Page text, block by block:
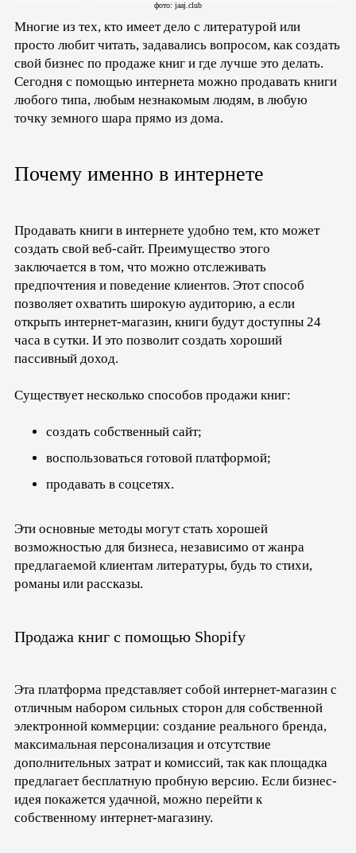
фото: jaaj.club
Многие из тех, кто имеет дело с литературой или
просто любит читать, задавались вопросом, как создать
свой бизнес по продаже книг и где лучше это делать.
Сегодня с помощью интернета можно продавать книги
любого типа, любым незнакомым людям, в любую
точку земного шара прямо из дома.
Почему именно в интернете
Продавать книги в интернете удобно тем, кто может
создать свой веб-сайт. Преимущество этого
заключается в том, что можно отслеживать
предпочтения и поведение клиентов. Этот способ
позволяет охватить широкую аудиторию, а если
открыть интернет-магазин, книги будут доступны 24
часа в сутки. И это позволит создать хороший
пассивный доход.
Существует несколько способов продажи книг:
создать собственный сайт;
воспользоваться готовой платформой;
продавать в соцсетях.
Эти основные методы могут стать хорошей
возможностью для бизнеса, независимо от жанра
предлагаемой клиентам литературы, будь то стихи,
романы или рассказы.
Продажа книг с помощью Shopify
Эта платформа представляет собой интернет-магазин с
отличным набором сильных сторон для собственной
электронной коммерции: создание реального бренда,
максимальная персонализация и отсутствие
дополнительных затрат и комиссий, так как площадка
предлагает бесплатную пробную версию. Если бизнес-
идея покажется удачной, можно перейти к
собственному интернет-магазину.